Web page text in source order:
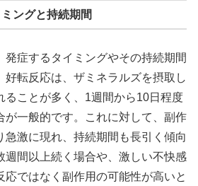
ングと持続期間
発症するタイミングやその持続期間
好転反応は、ザミネラルズを摂取し
ることが多く、1週間から10日程度
が一般的です。これに対して、副作
急激に現れ、持続期間も長引く傾向
週間以上続く場合や、激しい不快感
応ではなく副作用の可能性が高いと